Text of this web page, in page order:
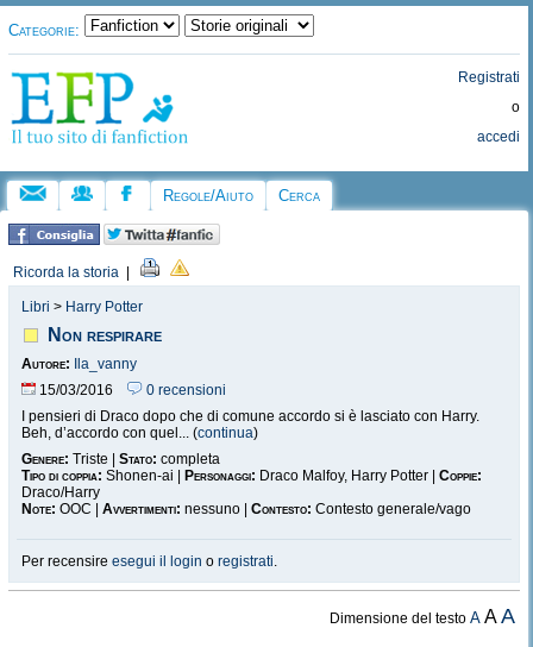
Categorie:
Registrati
o
accedi
Regole/Aiuto Cerca
Ricorda la storia
Libri > Harry Potter
Non respirare
Autore:
Ila_vanny
15/03/2016
0 recensioni
I pensieri di Draco dopo che di comune accordo si è lasciato con Harry.
Beh, d’accordo con quel... (continua)
Genere: Triste | Stato: completa
Tipo di coppia: Shonen-ai | Personaggi: Draco Malfoy, Harry Potter | Coppie:
Draco/Harry
Note: OOC | Avvertimenti: nessuno | Contesto: Contesto generale/vago
Per recensire esegui il login o registrati.
Dimensione del testoA AA